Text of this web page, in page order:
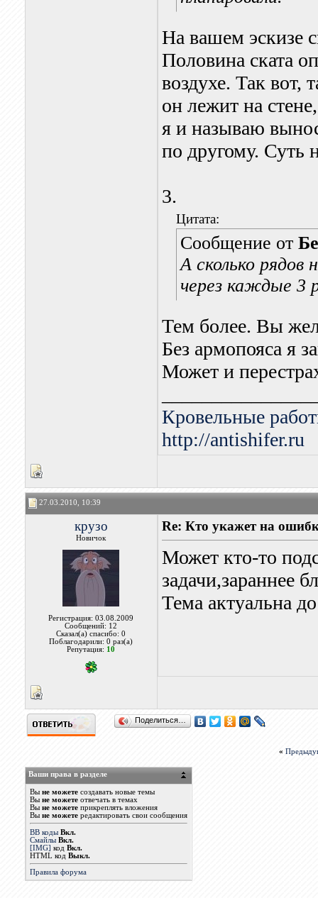
На вашем эскизе
Половина ската
воздухе. Так вот,
он лежит на
я и называю
по другому. Суть
3.
Цитата:
Сообщение от
А сколько рядов
через каждые 3
Тем более. Вы
Без армопояса я
Может и
Кровельные
http://antishifer.ru
27.03.2010, 10:39
крузо
Новичок
Регистрация: 03.08.2009
Сообщений: 12
Сказал(а) спасибо: 0
Поблагодарили: 0 раз(а)
Репутация: 10
Re: Кто укажет на
Может кто-то
задачи,зараннее
Тема актуальна
Поделиться…
«
Ваши права в разделе
Вы не можетесоздавать новые темы
Вы не можетеотвечать в темах
Вы не можетеприкреплять вложения
Вы не можетередактировать свои сообщения
BB коды Вкл.
Смайлы Вкл.
[IMG] код Вкл.
HTML код Выкл.
Правила форума